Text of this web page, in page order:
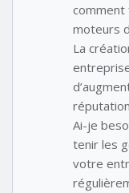
comment
moteurs
La
Ai-je
tenir les
votre